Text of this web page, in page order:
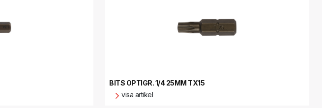
BITS OPTIGR. 1/4 25MM TX15
visa artikel